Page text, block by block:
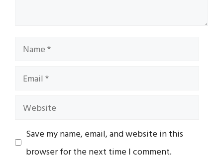
Name
Email
Website
Save my name, email, and website in this
browser for the next time I comment.